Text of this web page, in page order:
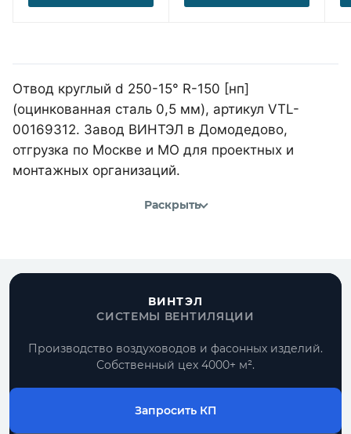
Отвод круглый d 250-15° R-150 [нп]
(оцинкованная сталь 0,5 мм), артикул VTL-
00169312. Завод ВИНТЭЛ в Домодедово,
отгрузка по Москве и МО для проектных и
монтажных организаций.
Раскрыть
ВИНТЭЛ
СИСТЕМЫ ВЕНТИЛЯЦИИ
Производство воздуховодов и фасонных изделий.
Собственный цех 4000+ м².
Запросить КП